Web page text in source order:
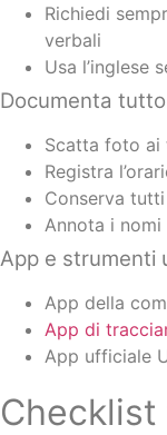
Richiedi
verbali
Usa l’inglese
Documenta tutto
Scatta foto ai
Registra
Conserva
Annota i
App e strumenti
App della
App di
App ufficiale